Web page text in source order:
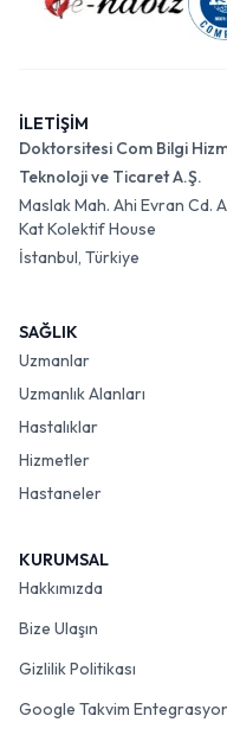
İLETİŞİM
Doktorsitesi Com Bilgi
Teknoloji ve Ticaret A.Ş.
Maslak Mah. Ahi Evran Cd.
Kat Kolektif House
İstanbul, Türkiye
SAĞLIK
Uzmanlar
Uzmanlık Alanları
Hastalıklar
Hizmetler
Hastaneler
KURUMSAL
Hakkımızda
Bize Ulaşın
Gizlilik Politikası
Google Takvim